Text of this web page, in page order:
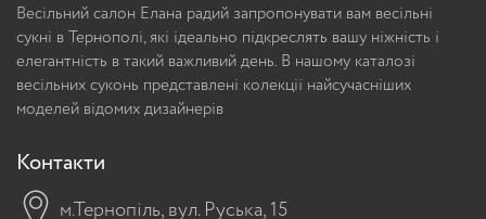
Весільний салон Елана радий запропонувати вам весільні
сукні в Тернополі, які ідеально підкреслять вашу ніжність і
елегантність в такий важливий день. В нашому каталозі
весільних суконь представлені колекції найсучасніших
моделей відомих дизайнерів
Контакти
м.Тернопіль, вул. Руська, 15